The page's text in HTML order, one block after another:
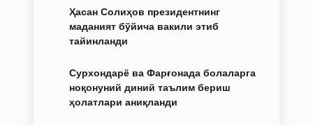
Ҳасан Солиҳов президентнинг
маданият бўйича вакили этиб
тайинланди
Сурхондарё ва Фарғонада болаларга
ноқонуний диний таълим бериш
ҳолатлари аниқланди